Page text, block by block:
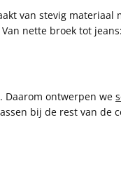
van stevig materiaal
nette broek tot
Daarom ontwerpen we
bij de rest van de